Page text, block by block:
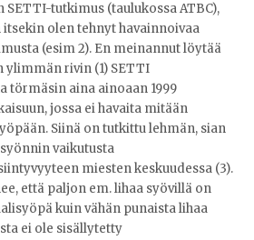
tutkimus (taulukossa ATBC),
olen tehnyt havainnoivaa
(esim 2). En meinannut löytää
ylimmän rivin (1) SETTI
törmäsin aina ainoaan 1999
jossa ei havaita mitään
Siinä on tutkittu lehmän, sian
vaikutusta
miesten keskuudessa (3).
että paljon em. lihaa syövillä on
kuin vähän punaista lihaa
ei ole sisällytetty